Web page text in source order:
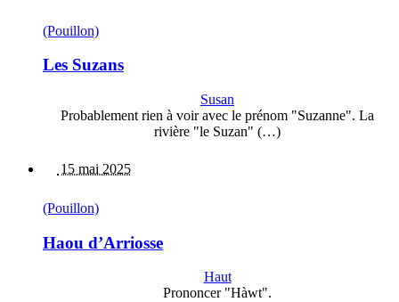
(Pouillon)
Les Suzans
Susan
Probablement rien à voir avec le prénom "Suzanne". La
rivière "le Suzan" (…)
15 mai 2025
(Pouillon)
Haou d’Arriosse
Haut
Prononcer "Hàwt".